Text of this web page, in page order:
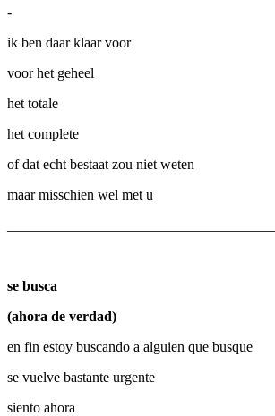
-
ik ben daar klaar voor
voor het geheel
het totale
het complete
of dat echt bestaat zou niet weten
maar misschien wel met u
se busca
(ahora de verdad)
en fin estoy buscando a alguien que busque
se vuelve bastante urgente
siento ahora